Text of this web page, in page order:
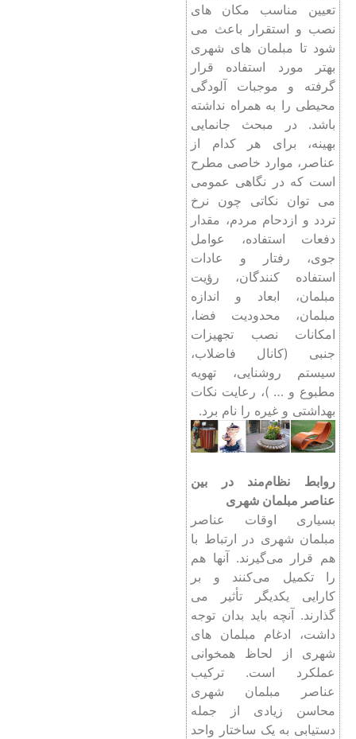
تعیین مناسب مکان های
نصب و استقرار باعث می
شود تا مبلمان های شهری
بهتر مورد استفاده قرار
گرفته و موجبات آلودگی
محیطی را به همراه نداشته
باشد. در مبحث جانمایی
بهینه، برای هر کدام از
عناصر، موارد خاصی مطرح
است که در نگاهی عمومی
می توان نکاتی چون نرخ
تردد و ازدحام مردم، مقدار
دفعات استفاده، عوامل
جوی، رفتار و عادات
استفاده کنندگان، رؤیت
مبلمان، ابعاد و اندازه
مبلمان، محدودیت فضا،
امکانات نصب تجهیزات
جنبی (کانال فاضلاب،
سیستم روشنایی، تهویه
مطبوع و … )، رعایت نکات
بهداشتی و غیره را نام برد.
روابط نظام‌مند در بین
عناصر مبلمان شهری
بسياری اوقات عناصر
مبلمان شهری در ارتباط با
هم قرار می‌گيرند. آنها هم
را تکميل می‌کنند و بر
کارايی يکديگر تأثير می
گذارند. آنچه باید بدان توجه
داشت، ادغام مبلمان های
شهری از لحاظ همخوانی
عملکرد است. ترکیب
عناصر مبلمان شهری
محاسن زیادی از جمله
دستیابی به یک ساختار واحد